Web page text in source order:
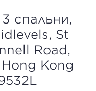
спальни,
St
Road,
Kong